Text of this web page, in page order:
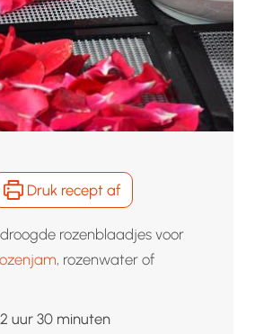
Druk recept af
rozenblaadjes voor
, rozenwater of
2uur
uur 30minuten
minuten